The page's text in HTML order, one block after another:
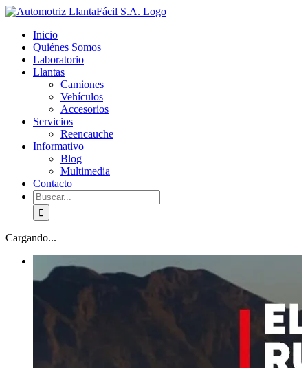
Skip
content
facebook
youtube
Inicio
Quiénes Somos
Laboratorio
Llantas
Camiones
Vehículos
Accesorios
Servicios
Reencauche
Informativo
Blog
Multimedia
Contacto
Buscar:
Cargando...